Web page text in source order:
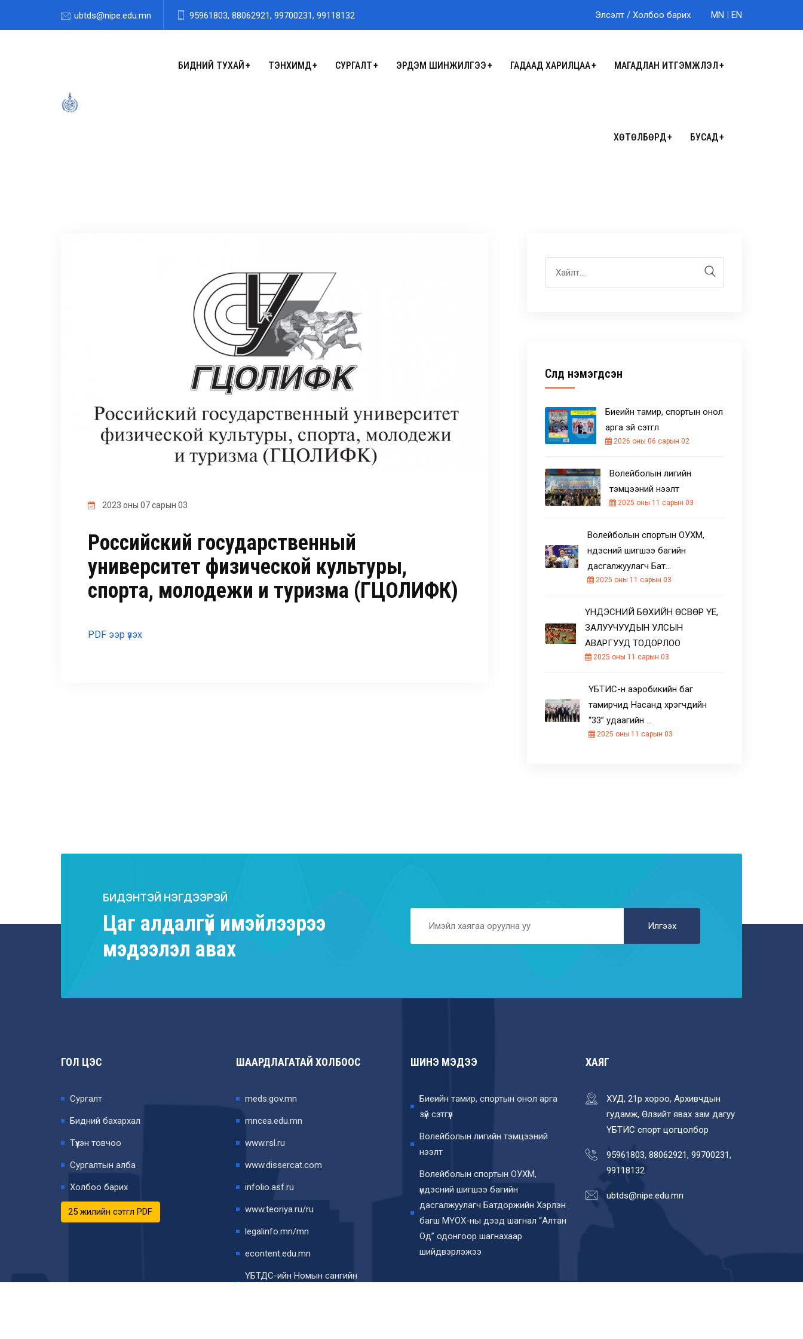
ubtds@nipe.edu.mn 95961803, 88062921, 99700231, 99118132 Элсэлт / Холбоо барих MN | EN
БИДНИЙ ТУХАЙ ТЭНХИМҮҮД СУРГАЛТ ЭРДЭМ ШИНЖИЛГЭЭ ГАДААД ХАРИЛЦАА МАГАДЛАН ИТГЭМЖЛЭЛ
ХӨТӨЛБӨРҮҮД БУСАД
Сүүлд нэмэгдсэн
Биеийн тамир, спортын онол
арга зүй сэтгүүл
2026 оны 06 сарын 02
Волейболын лигийн
тэмцээний нээлт
2025 оны 11 сарын 03
Волейболын спортын ОУХМ,
үндэсний шигшээ багийн
дасгалжуулагч Бат…
2025 оны 11 сарын 03
ҮНДЭСНИЙ БӨХИЙН ӨСВӨР ҮЕ,
ЗАЛУУЧУУДЫН УЛСЫН
АВАРГУУД ТОДОРЛОО
2025 оны 11 сарын 03
ҮБТИС-н аэробикийн баг
тамирчид Насанд хүрэгчдийн
“33” удаагийн …
2025 оны 11 сарын 03
2023 оны 07 сарын 03
Российский государственный
университет физической культуры,
спорта, молодежи и туризма (ГЦОЛИФК)
PDF ээр үзэх
БИДЭНТЭЙ НЭГДЭЭРЭЙ
Цаг алдалгүй имэйлээрээ
мэдээлэл авах
Илгээх
ГОЛ ЦЭС
Сургалт
Бидний бахархал
Түүхэн товчоо
Сургалтын алба
Холбоо барих
25 жилийн сэтгүүл PDF
ШААРДЛАГАТАЙ ХОЛБООС
meds.gov.mn
mncea.edu.mn
www.rsl.ru
www.dissercat.com
infolio.asf.ru
www.teoriya.ru/ru
legalinfo.mn/mn
econtent.edu.mn
ҮБТДС-ийн Номын сангийн
ШИНЭ МЭДЭЭ
Биеийн тамир, спортын онол арга
зүй сэтгүүл
Волейболын лигийн тэмцээний
нээлт
Волейболын спортын ОУХМ,
үндэсний шигшээ багийн
дасгалжуулагч Батдоржийн Хэрлэн
багш МҮОХ-ны дээд шагнал “Алтан
Од” одонгоор шагнахаар
шийдвэрлэжээ
ХАЯГ
ХУД, 21р хороо, Архивчдын
гудамж, Өлзийт явах зам дагуу
ҮБТИС спорт цогцолбор
95961803, 88062921, 99700231,
99118132
ubtds@nipe.edu.mn